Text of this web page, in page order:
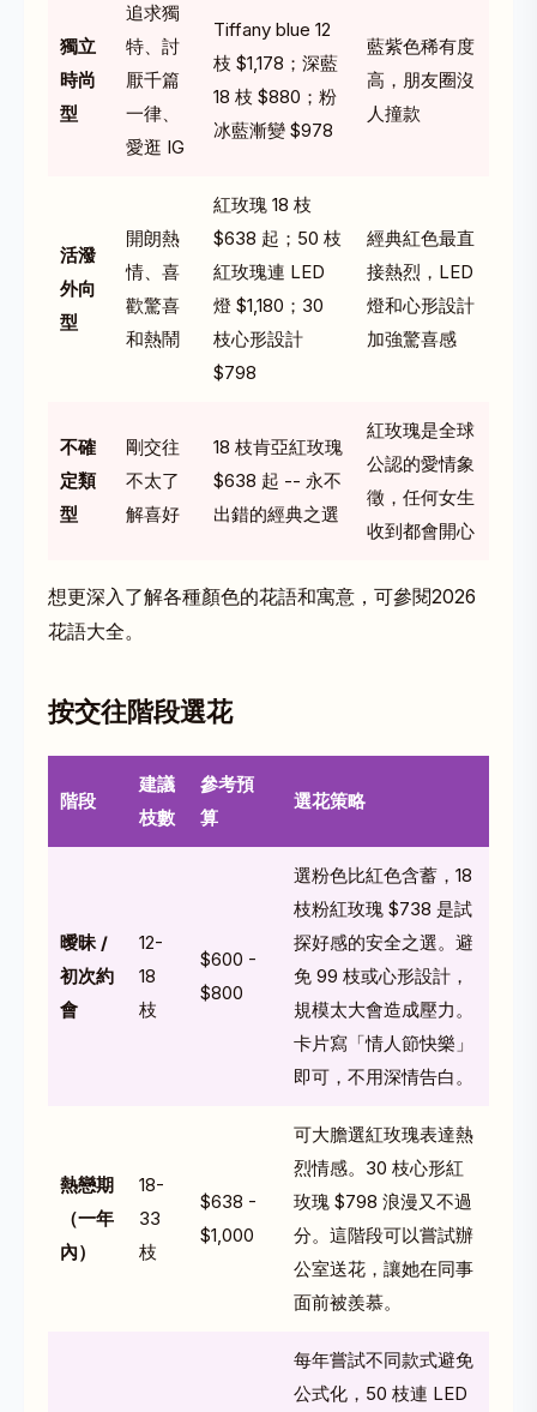
獨立
時尚
型
追求獨
特、討
厭千篇
一律、
愛逛 IG
Tiffany blue 12
枝 $1,178；深藍
18 枝 $880；粉
冰藍漸變 $978
藍紫色稀有度
高，朋友圈沒
人撞款
活潑
外向
型
開朗熱
情、喜
歡驚喜
和熱鬧
紅玫瑰 18 枝
$638 起；50 枝
紅玫瑰連 LED
燈 $1,180；30
枝心形設計
$798
經典紅色最直
接熱烈，LED
燈和心形設計
加強驚喜感
不確
定類
型
剛交往
不太了
解喜好
18 枝肯亞紅玫瑰
$638 起 -- 永不
出錯的經典之選
紅玫瑰是全球
公認的愛情象
徵，任何女生
收到都會開心
想更深入了解各種顏色的花語和寓意，可參閱2026
花語大全。
按交往階段選花
階段
建議
枝數
參考預
算
選花策略
曖昧 /
初次約
會
12-
18
枝
$600 -
$800
選粉色比紅色含蓄，18
枝粉紅玫瑰 $738 是試
探好感的安全之選。避
免 99 枝或心形設計，
規模太大會造成壓力。
卡片寫「情人節快樂」
即可，不用深情告白。
熱戀期
（一年
內）
18-
33
枝
$638 -
$1,000
可大膽選紅玫瑰表達熱
烈情感。30 枝心形紅
玫瑰 $798 浪漫又不過
分。這階段可以嘗試辦
公室送花，讓她在同事
面前被羨慕。
每年嘗試不同款式避免
公式化，50 枝連 LED